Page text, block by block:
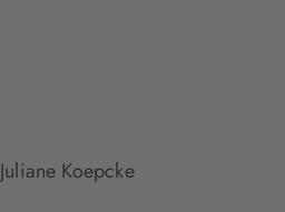
Juliane Koepcke